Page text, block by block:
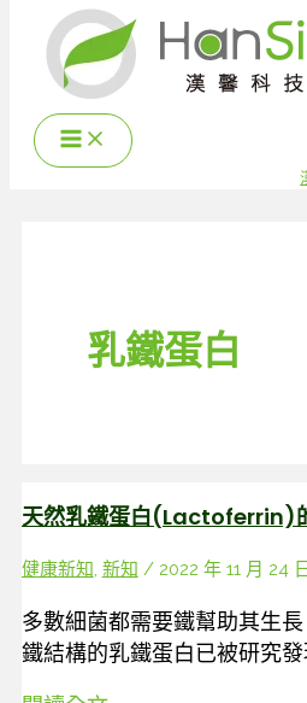
乳鐵蛋白
天然乳鐵蛋白(Lactoferrin)
健康新知, 新知 / 2022 年 11 月 24 日
多數細菌都需要鐵幫助其生
鐵結構的乳鐵蛋白已被研究